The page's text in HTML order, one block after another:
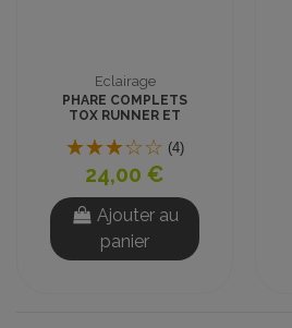
Eclairage
PHARE COMPLETS
TOX RUNNER ET
(4)
24,00 €
Ajouter au
panier